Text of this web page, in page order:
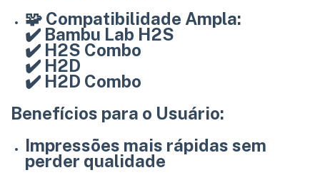
🧩 Compatibilidade Ampla:
✔️ Bambu Lab H2S
✔️ H2S Combo
✔️ H2D
✔️ H2D Combo
Benefícios para o Usuário:
Impressões mais rápidas sem
perder qualidade